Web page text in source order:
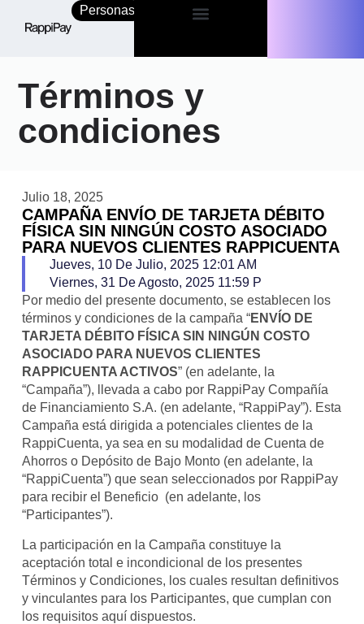
Personas Empresas
Términos y
condiciones
Julio 18, 2025
CAMPAÑA ENVÍO DE TARJETA DÉBITO
FÍSICA SIN NINGÚN COSTO ASOCIADO
PARA NUEVOS CLIENTES RAPPICUENTA
Jueves, 10 De Julio, 2025 12:01 AM
Viernes, 31 De Agosto, 2025 11:59 P
Por medio del presente documento, se establecen los
términos y condiciones de la campaña “ENVÍO DE
TARJETA DÉBITO FÍSICA SIN NINGÚN COSTO
ASOCIADO PARA NUEVOS CLIENTES
RAPPICUENTA ACTIVOS” (en adelante, la
“Campaña”), llevada a cabo por RappiPay Compañía
de Financiamiento S.A. (en adelante, “RappiPay”). Esta
Campaña está dirigida a potenciales clientes de la
RappiCuenta, ya sea en su modalidad de Cuenta de
Ahorros o Depósito de Bajo Monto (en adelante, la
“RappiCuenta”) que sean seleccionados por RappiPay
para recibir el Beneficio (en adelante, los
“Participantes”).
La participación en la Campaña constituye la
aceptación total e incondicional de los presentes
Términos y Condiciones, los cuales resultan definitivos
y vinculantes para los Participantes, que cumplan con
los requisitos aquí dispuestos.